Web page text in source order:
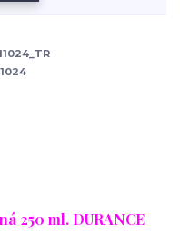
250 ml. DURANCE